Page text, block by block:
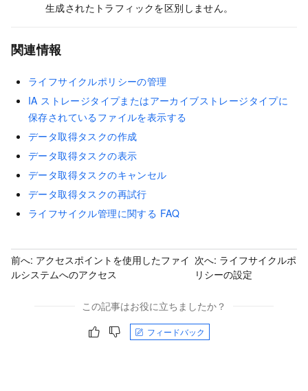
生成されたトラフィックを区別しません。
関連情報
ライフサイクルポリシーの管理
IA ストレージタイプまたはアーカイブストレージタイプに
保存されているファイルを表示する
データ取得タスクの作成
データ取得タスクの表示
データ取得タスクのキャンセル
データ取得タスクの再試行
ライフサイクル管理に関する FAQ
前へ: アクセスポイントを使用したファイ
ルシステムへのアクセス
次へ: ライフサイクルポ
リシーの設定
この記事はお役に立ちましたか？
フィードバック